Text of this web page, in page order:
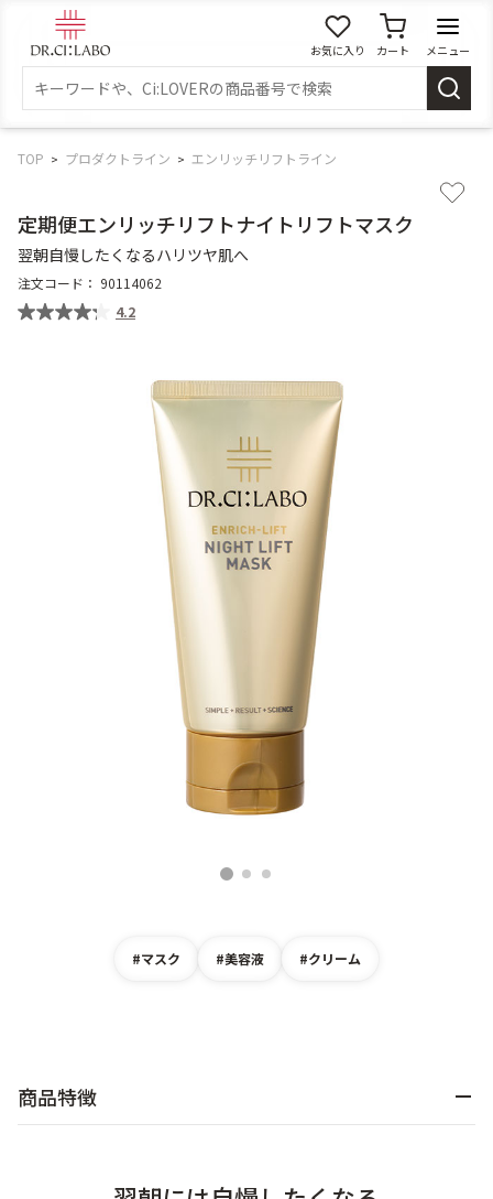
お気に入り カート メニュー
マイページ
スキンケア
商品カテゴリーから探す
角質・導入美容液 化粧水
美容液
クリーム
商品カテゴリーから探す TOP
エンリッチリフトライン
メディカリフトライン
シミ・そばかす
TOP プロダクトライン エンリッチリフトライン
定期便エンリッチリフトナイトリフトマスク
翌朝自慢したくなるハリツヤ肌へ
注文コード： 90114062
4.2
1 2 3
#マスク #美容液 #クリーム
商品特徴